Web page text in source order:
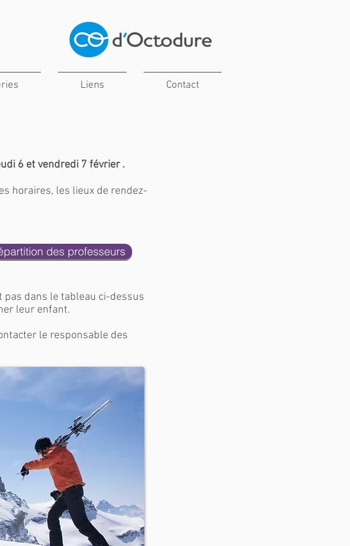
6 et vendredi 7 février .
horaires, les lieux de rendez-
des professeurs
dans le tableau ci-dessus
leur enfant.
le responsable des
Liens Contact